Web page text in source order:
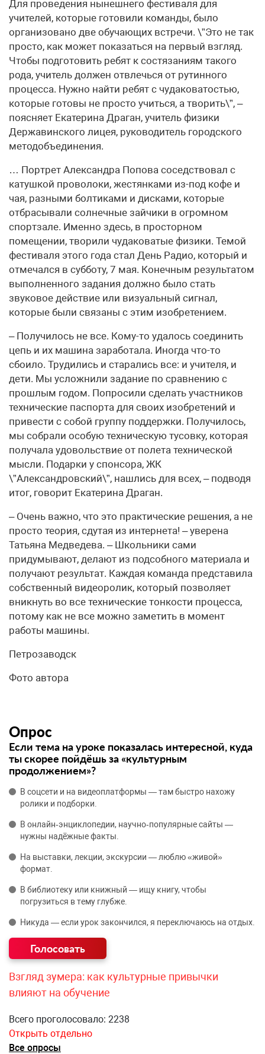
Для проведения нынешнего фестиваля для
учителей, которые готовили команды, было
организовано две обучающих встречи. \”Это не так
просто, как может показаться на первый взгляд.
Чтобы подготовить ребят к состязаниям такого
рода, учитель должен отвлечься от рутинного
процесса. Нужно найти ребят с чудаковатостью,
которые готовы не просто учиться, а творить\”, –
поясняет Екатерина Драган, учитель физики
Державинского лицея, руководитель городского
методобъединения.
… Портрет Александра Попова соседствовал с
катушкой проволоки, жестянками из-под кофе и
чая, разными болтиками и дисками, которые
отбрасывали солнечные зайчики в огромном
спортзале. Именно здесь, в просторном
помещении, творили чудаковатые физики. Темой
фестиваля этого года стал День Радио, который и
отмечался в субботу, 7 мая. Конечным результатом
выполненного задания должно было стать
звуковое действие или визуальный сигнал,
которые были связаны с этим изобретением.
– Получилось не все. Кому-то удалось соединить
цепь и их машина заработала. Иногда что-то
сбоило. Трудились и старались все: и учителя, и
дети. Мы усложнили задание по сравнению с
прошлым годом. Попросили сделать участников
технические паспорта для своих изобретений и
привести с собой группу поддержки. Получилось,
мы собрали особую техническую тусовку, которая
получала удовольствие от полета технической
мысли. Подарки у спонсора, ЖК
\”Александровский\”, нашлись для всех, – подводя
итог, говорит Екатерина Драган.
– Очень важно, что это практические решения, а не
просто теория, сдутая из интернета! – уверена
Татьяна Медведева. – Школьники сами
придумывают, делают из подсобного материала и
получают результат. Каждая команда представила
собственный видеоролик, который позволяет
вникнуть во все технические тонкости процесса,
потому как не все можно заметить в момент
работы машины.
Петрозаводск
Фото автора
Опрос
Если тема на уроке показалась интересной, куда
ты скорее пойдёшь за «культурным
продолжением»?
В соцсети и на видеоплатформы — там быстро нахожу
ролики и подборки.
В онлайн‑энциклопедии, научно‑популярные сайты —
нужны надёжные факты.
На выставки, лекции, экскурсии — люблю «живой»
формат.
В библиотеку или книжный — ищу книгу, чтобы
погрузиться в тему глубже.
Никуда — если урок закончился, я переключаюсь на отдых.
Взгляд зумера: как культурные привычки
влияют на обучение
Всего проголосовало: 2238
Открыть отдельно
Все опросы